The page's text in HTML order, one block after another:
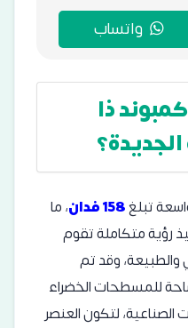
واتساب
ذا
158 فدان
، ما
رؤية متكاملة تقوم
والطبيعة، وقد تم
للمسطحات الخضراء
الصناعية، لتكون العنصر